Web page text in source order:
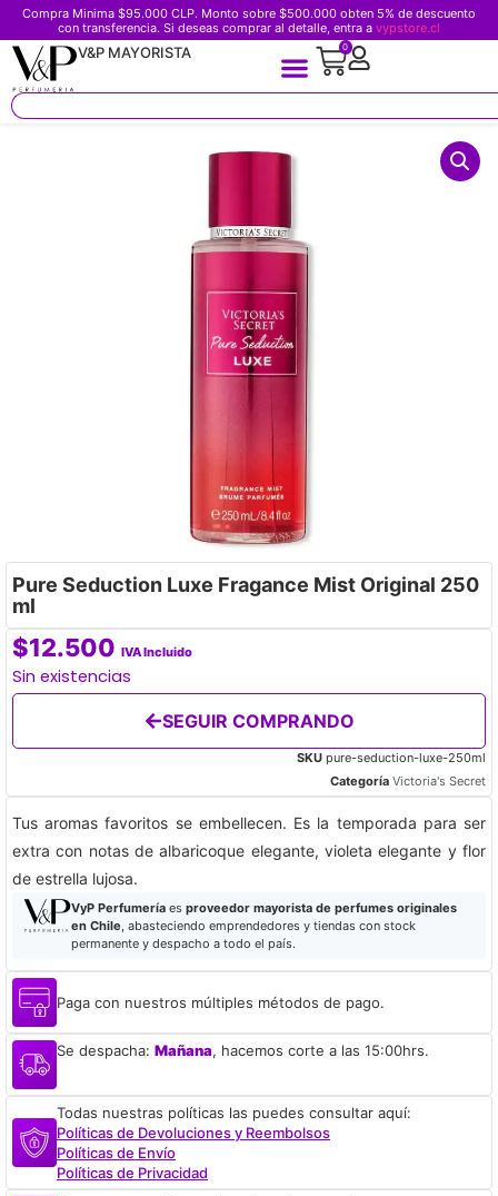
Compra Minima $95.000 CLP. Monto sobre $500.000 obten 5% de descuento
con transferencia. Si deseas comprar al detalle, entra a vypstore.cl
V&P MAYORISTA 0
Pure Seduction Luxe Fragance Mist Original 250
ml
$12.500 IVA Incluido
Sin existencias
SEGUIR COMPRANDO
SKU pure-seduction-luxe-250ml
Categoría Victoria's Secret
Tus aromas favoritos se embellecen. Es la temporada para ser
extra con notas de albaricoque elegante, violeta elegante y flor
de estrella lujosa.
VyP Perfumeríaes proveedor mayorista de perfumes originales
en Chile, abasteciendo emprendedores y tiendas con stock
permanente y despacho a todo el país.
Paga con nuestros múltiples métodos de pago.
Se despacha: Mañana, hacemos corte a las 15:00hrs.
Todas nuestras políticas las puedes consultar aquí:
Políticas de Devoluciones y Reembolsos
Políticas de Envío
Políticas de Privacidad